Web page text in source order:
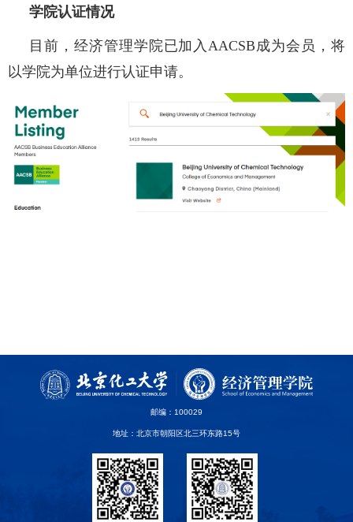
学院认证情况
目前，经济管理学院已加入AACSB成为会员，将
以学院为单位进行认证申请。
邮编：100029
地址：北京市朝阳区北三环东路15号